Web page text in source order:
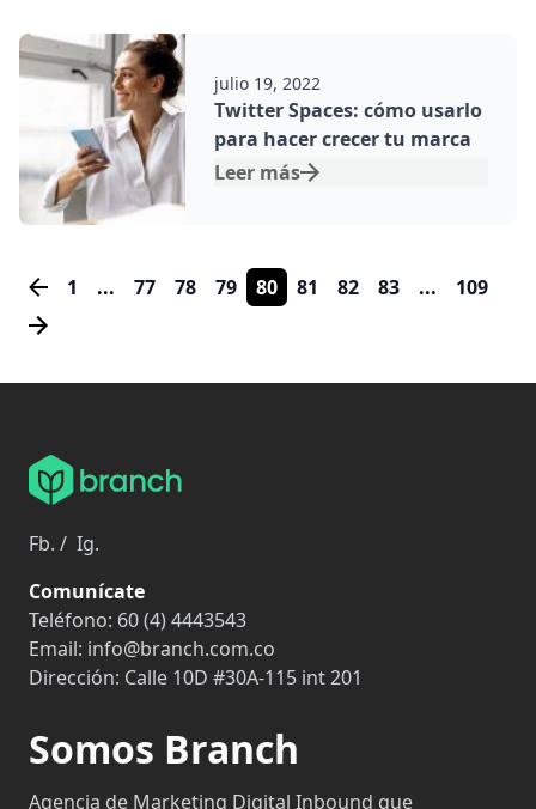
Por:
julio 19, 2022
Twitter Spaces: cómo usarlo
para hacer crecer tu marca
Leer más
1 77 78 79 80 81 82 83 109
Fb. / Ig.
Comunícate
Teléfono: 60 (4) 4443543
Email: info@branch.com.co
Dirección: Calle 10D #30A-115 int 201
Somos Branch
Agencia de Marketing Digital Inbound que